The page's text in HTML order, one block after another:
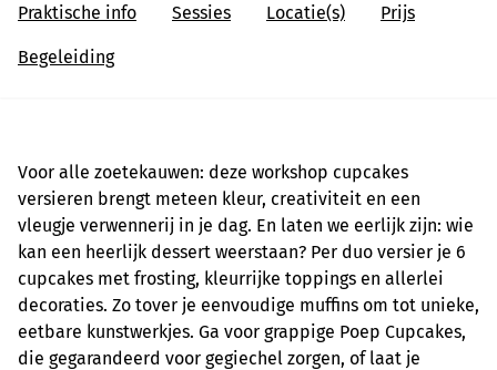
Praktische info Sessies Locatie(s) Prijs
Begeleiding
Voor alle zoetekauwen: deze workshop cupcakes
versieren brengt meteen kleur, creativiteit en een
vleugje verwennerij in je dag. En laten we eerlijk zijn: wie
kan een heerlijk dessert weerstaan? Per duo versier je 6
cupcakes met frosting, kleurrijke toppings en allerlei
decoraties. Zo tover je eenvoudige muffins om tot unieke,
eetbare kunstwerkjes. Ga voor grappige Poep Cupcakes,
die gegarandeerd voor gegiechel zorgen, of laat je